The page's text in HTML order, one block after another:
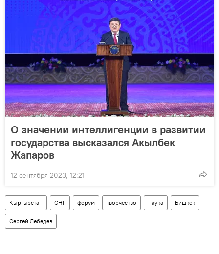
О значении интеллигенции в развитии
государства высказался Акылбек
Жапаров
12 сентября 2023, 12:21
Кыргызстан СНГ форум творчество наука Бишкек
Сергей Лебедев